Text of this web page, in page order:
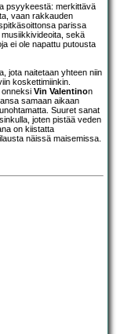
psyykeestä: merkittävä
vaan rakkauden
parissa
sekä
ei ole napattu putousta
jota naitetaan yhteen niin
koskettimiinkin.
onneksi Vin Valentinon
samaan aikaan
Suuret sanat
joten pistää veden
on kiistatta
näissä maisemissa.